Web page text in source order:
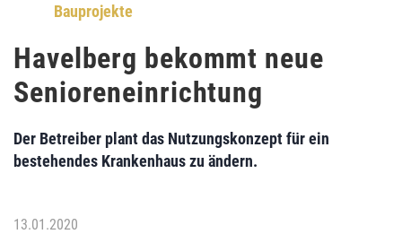
Bauprojekte
Havelberg bekommt neue
Senioreneinrichtung
Der Betreiber plant das Nutzungskonzept für ein
bestehendes Krankenhaus zu ändern.
13.01.2020